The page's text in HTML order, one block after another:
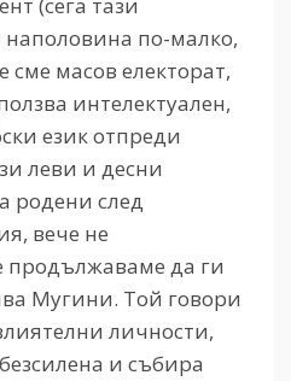
(сега тази
по-малко,
сме масов електорат,
интелектуален,
език отпреди
леви и десни
родени след
вече не
продължаваме да ги
Мугини. Той говори
личности,
и събира